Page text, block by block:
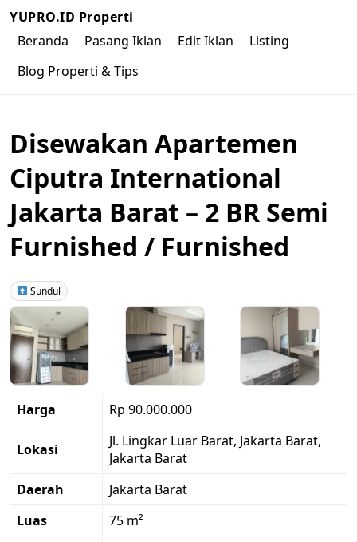
YUPRO.ID Properti
Beranda
Pasang Iklan Edit Iklan
Listing
Blog Properti & Tips
Disewakan Apartemen
Ciputra International
Jakarta Barat – 2 BR Semi
Furnished / Furnished
Sundul
Harga Rp 90.000.000
Lokasi
Jl. Lingkar Luar Barat, Jakarta Barat,
Jakarta Barat
Daerah
Jakarta Barat
Luas
75 m²